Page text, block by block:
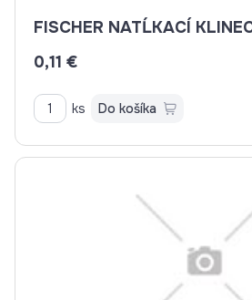
FISCHER NATĹKACÍ
0,11 €
ks Do košíka